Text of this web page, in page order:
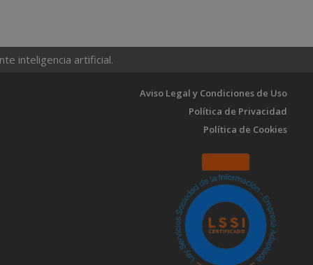
inteligencia artificial.
Aviso Legal y Condiciones de Uso
Política de Privacidad
Política de Cookies